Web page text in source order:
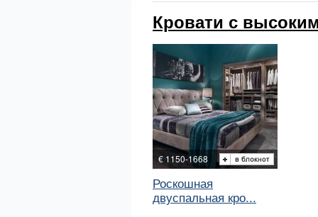
Кровати с
€ 1150-1668
Роскошная
двуспальная кро...